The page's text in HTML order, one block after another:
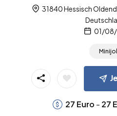
31840 Hessisch
01/
27 Euro - 27